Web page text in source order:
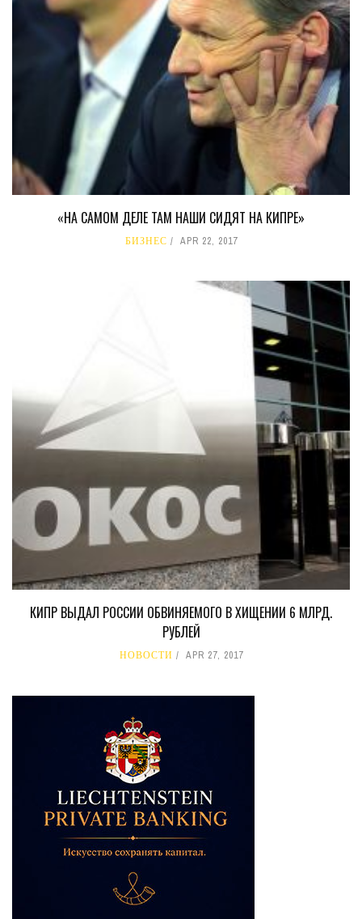
«НА САМОМ ДЕЛЕ ТАМ НАШИ СИДЯТ НА КИПРЕ»
БИЗНЕС APR 22, 2017
КИПР ВЫДАЛ РОССИИ ОБВИНЯЕМОГО В ХИЩЕНИИ 6 МЛРД.
РУБЛЕЙ
НОВОСТИ APR 27, 2017